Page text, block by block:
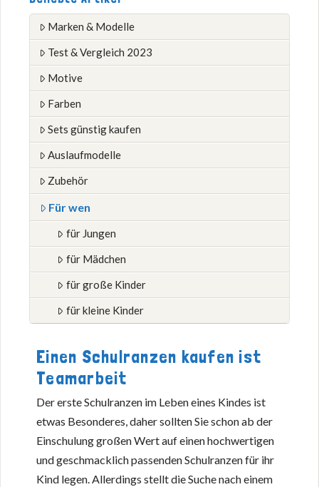
Marken & Modelle
Test & Vergleich 2023
Motive
Farben
Sets günstig kaufen
Auslaufmodelle
Zubehör
Für wen
für Jungen
für Mädchen
für große Kinder
für kleine Kinder
Einen Schulranzen kaufen ist
Teamarbeit
Der erste Schulranzen im Leben eines Kindes ist
etwas Besonderes, daher sollten Sie schon ab der
Einschulung großen Wert auf einen hochwertigen
und geschmacklich passenden Schulranzen für ihr
Kind legen. Allerdings stellt die Suche nach einem